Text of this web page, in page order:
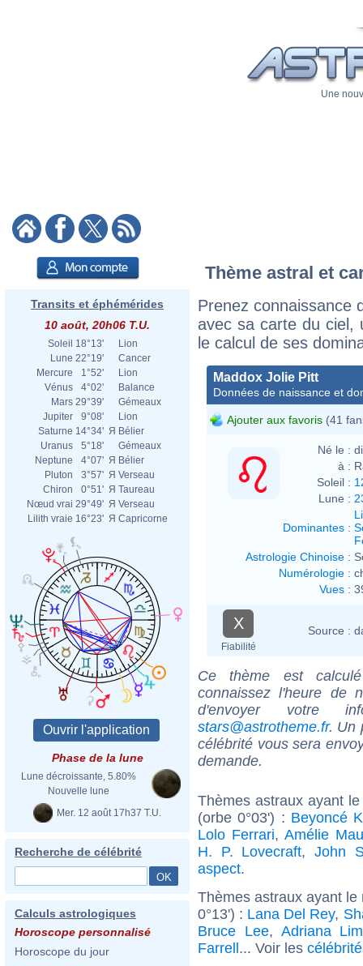
Une
Transits et éphémérides
10 août, 20h06 T.U.
Soleil 18°13'
Lion
Lune 22°19'
Cancer
Mercure
1°52'
Lion
Vénus
4°02'
Balance
Mars 29°39'
Gémeaux
Jupiter
9°08'
Lion
Saturne 14°34' Я Bélier
Uranus
5°18'
Gémeaux
Neptune
4°07' Я Bélier
Pluton
3°57' Я Verseau
Chiron
0°51' Я Taureau
Nœud vrai 29°49' Я Verseau
Lilith vraie 16°23' Я Capricorne
Phase de la lune
Lune décroissante, 5.80%
Nouvelle lune
Mer. 12 août 17h37 T.U.
Recherche de célébrité
Calculs astrologiques
Horoscope personnalisé
Horoscope du jour
Thème astral et
Prenez connaissance
avec sa carte du ciel,
le calcul de ses
Maddox Jolie Pitt
Données de naissance et
Ajouter aux favoris (41
Né le :
à :
Soleil :
Lune :
Dominantes :
Astrologie Chinoise :
Numérologie :
Vues :
X
Fiabilité
Source :
Ce thème est
connaissez l'heure de
d'envoyer votre
stars@astrotheme.fr. Un
célébrité vous sera
demande.
Thèmes astraux ayant
(orbe 0°03') : Beyoncé
Lolo Ferrari,Amélie
H. P. Lovecraft,John
aspect.
Thèmes astraux ayant
0°13') : Lana Del Rey,
Bruce Lee, Adriana
Farrell... Voir les